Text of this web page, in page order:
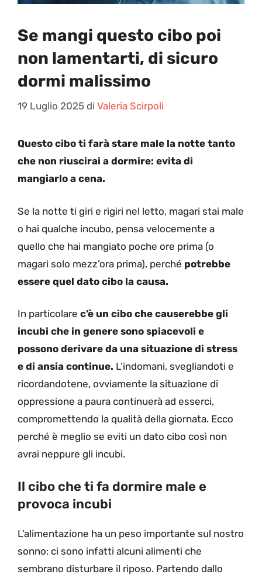
Se mangi questo cibo poi
non lamentarti, di sicuro
dormi malissimo
19 Luglio 2025 di Valeria Scirpoli
Questo cibo ti farà stare male la notte tanto
che non riuscirai a dormire: evita di
mangiarlo a cena.
Se la notte ti giri e rigiri nel letto, magari stai male
o hai qualche incubo, pensa velocemente a
quello che hai mangiato poche ore prima (o
magari solo mezz’ora prima), perché potrebbe
essere quel dato cibo la causa.
In particolare c’è un cibo che causerebbe gli
incubi che in genere sono spiacevoli e
possono derivare da una situazione di stress
e di ansia continue. L’indomani, svegliandoti e
ricordandotene, ovviamente la situazione di
oppressione a paura continuerà ad esserci,
compromettendo la qualità della giornata. Ecco
perché è meglio se eviti un dato cibo così non
avrai neppure gli incubi.
Il cibo che ti fa dormire male e
provoca incubi
L’alimentazione ha un peso importante sul nostro
sonno: ci sono infatti alcuni alimenti che
sembrano disturbare il riposo. Partendo dallo